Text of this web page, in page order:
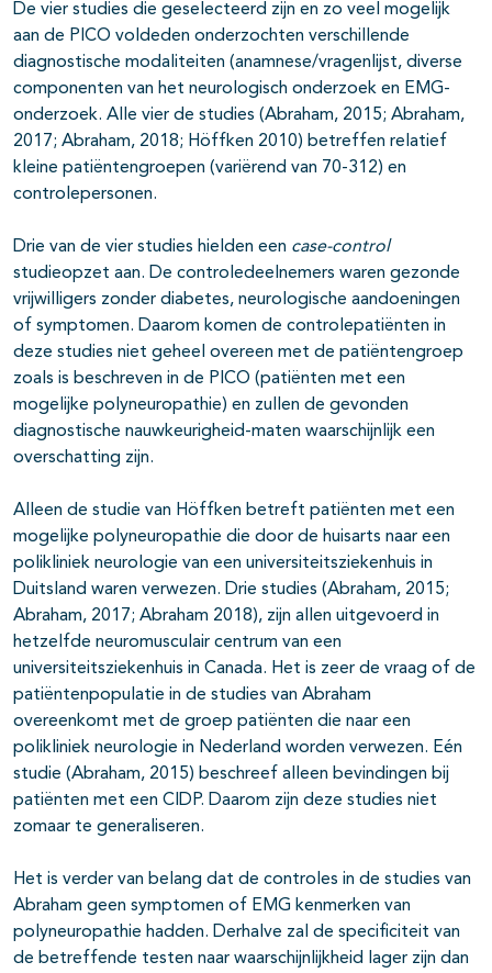
De vier studies die geselecteerd zijn en zo veel mogelijk
aan de PICO voldeden onderzochten verschillende
diagnostische modaliteiten (anamnese/vragenlijst, diverse
componenten van het neurologisch onderzoek en EMG-
onderzoek. Alle vier de studies (Abraham, 2015; Abraham,
2017; Abraham, 2018; Höffken 2010) betreffen relatief
kleine patiëntengroepen (variërend van 70-312) en
controlepersonen.
Drie van de vier studies hielden een case-control
studieopzet aan. De controledeelnemers waren gezonde
vrijwilligers zonder diabetes, neurologische aandoeningen
of symptomen. Daarom komen de controlepatiënten in
deze studies niet geheel overeen met de patiëntengroep
zoals is beschreven in de PICO (patiënten met een
mogelijke polyneuropathie) en zullen de gevonden
diagnostische nauwkeurigheid-maten waarschijnlijk een
overschatting zijn.
Alleen de studie van Höffken betreft patiënten met een
mogelijke polyneuropathie die door de huisarts naar een
polikliniek neurologie van een universiteitsziekenhuis in
Duitsland waren verwezen. Drie studies (Abraham, 2015;
Abraham, 2017; Abraham 2018), zijn allen uitgevoerd in
hetzelfde neuromusculair centrum van een
universiteitsziekenhuis in Canada. Het is zeer de vraag of de
patiëntenpopulatie in de studies van Abraham
overeenkomt met de groep patiënten die naar een
polikliniek neurologie in Nederland worden verwezen. Eén
studie (Abraham, 2015) beschreef alleen bevindingen bij
patiënten met een CIDP. Daarom zijn deze studies niet
zomaar te generaliseren.
Het is verder van belang dat de controles in de studies van
Abraham geen symptomen of EMG kenmerken van
polyneuropathie hadden. Derhalve zal de specificiteit van
de betreffende testen naar waarschijnlijkheid lager zijn dan